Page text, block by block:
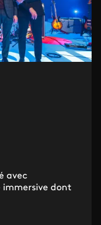
avec
immersive dont